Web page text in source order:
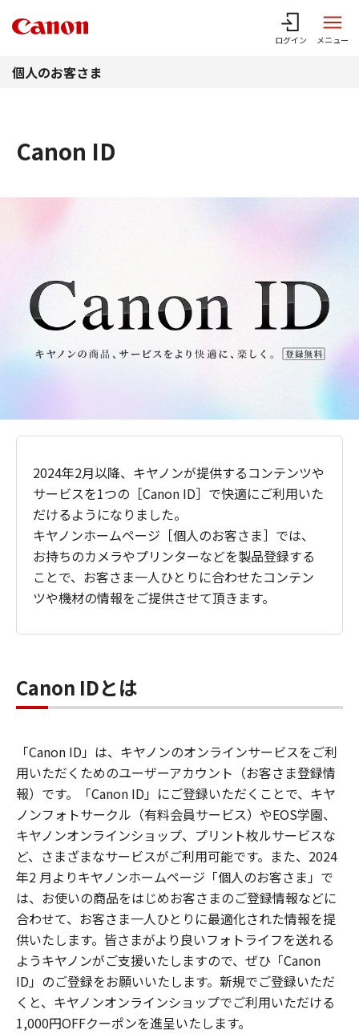
ログイン メニュー
個人のお客さま
Canon ID
2024年2月以降、キヤノンが提供するコンテンツや
サービスを1つの［Canon ID］で快適にご利用いた
だけるようになりました。
キヤノンホームページ［個人のお客さま］では、
お持ちのカメラやプリンターなどを製品登録する
ことで、お客さま一人ひとりに合わせたコンテン
ツや機材の情報をご提供させて頂きます。
Canon IDとは
「Canon ID」は、キヤノンのオンラインサービスをご利
用いただくためのユーザーアカウント（お客さま登録情
報）です。「Canon ID」にご登録いただくことで、キヤ
ノンフォトサークル（有料会員サービス）やEOS学園、
キヤノンオンラインショップ、プリント枚ルサービスな
ど、さまざまなサービスがご利用可能です。また、2024
年2 月よりキヤノンホームページ「個人のお客さま」で
は、お使いの商品をはじめお客さまのご登録情報などに
合わせて、お客さま一人ひとりに最適化された情報を提
供いたします。皆さまがより良いフォトライフを送れる
ようキヤノンがご支援いたしますので、ぜひ「Canon
ID」のご登録をお願いいたします。新規でご登録いただ
くと、キヤノンオンラインショップでご利用いただける
1,000円OFFクーポンを進呈いたします。